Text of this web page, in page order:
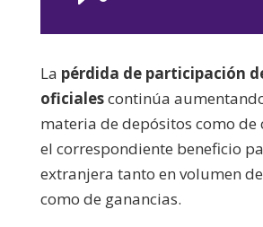
La pérdida de participación
oficialescontinúa
materia de depósitos como de
el correspondiente beneficio
extranjera tanto en volumen
como de ganancias.